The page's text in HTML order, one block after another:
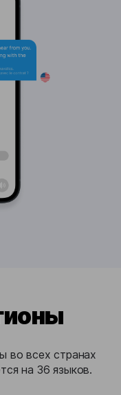
во всех странах
на 36 языков.